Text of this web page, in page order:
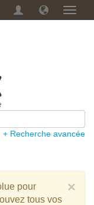
Menu
+ Recherche avancée
×
pour
tous vos